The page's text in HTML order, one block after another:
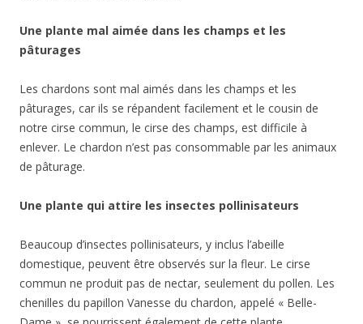
Une plante mal aimée dans les champs et les
pâturages
Les chardons sont mal aimés dans les champs et les
pâturages, car ils se répandent facilement et le cousin de
notre cirse commun, le cirse des champs, est difficile à
enlever. Le chardon n’est pas consommable par les animaux
de pâturage.
Une plante qui attire les insectes pollinisateurs
Beaucoup d’insectes pollinisateurs, y inclus l’abeille
domestique, peuvent être observés sur la fleur. Le cirse
commun ne produit pas de nectar, seulement du pollen. Les
chenilles du papillon Vanesse du chardon, appelé « Belle-